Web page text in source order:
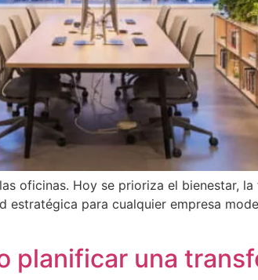
oficinas. Hoy se prioriza el bienestar,
para cualquier empresa
planificar una